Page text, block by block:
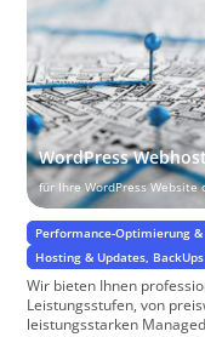
WordPress
für Ihre WordPress Website
Performance-Optimierung
Hosting & Updates,
Wir bieten Ihnen
Leistungsstufen, von
leistungsstarken